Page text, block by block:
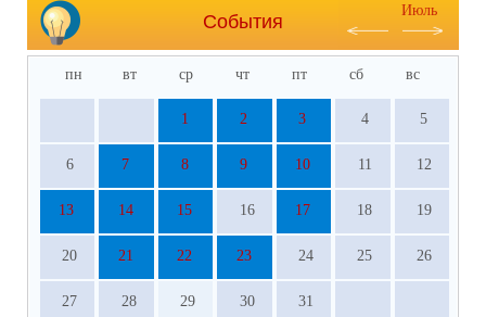
События
Июль
пн вт ср чт пт сб вс
1 2 3 4 5
6 7 8 9 10 11 12
13 14 15 16 17 18 19
20 21 22 23 24 25 26
27 28 29 30 31